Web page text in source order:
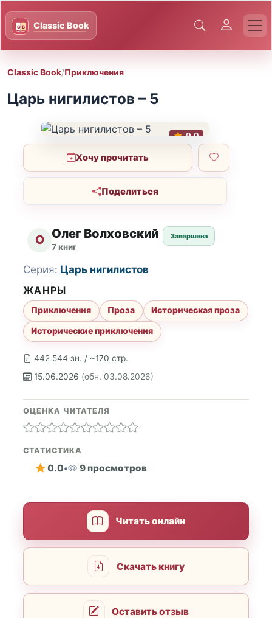
Classic Book/Приключения
Царь нигилистов – 5
0.0
Хочу прочитать
Поделиться
О Олег Волховский
7 книг
Завершена
442 544 зн. / ~170 стр.
15.06.2026 (обн. 03.08.2026)
Серия: Царь нигилистов
ЖАНРЫ
Приключения Проза
Историческая проза
Исторические приключения
ОЦЕНКА ЧИТАТЕЛЯ
СТАТИСТИКА
0.0• 9 просмотров
Читать онлайн
Скачать книгу
Оставить отзыв